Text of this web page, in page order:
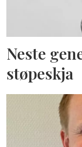
Neste
støpeskja